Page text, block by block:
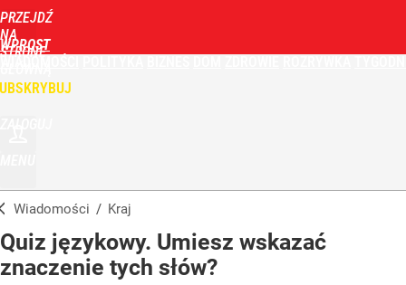
PRZEJDŹ
NA
STRONĘ
WPROST
Wiadomości / Kraj
Quiz językowy. Umiesz wskazać
znaczenie tych słów?